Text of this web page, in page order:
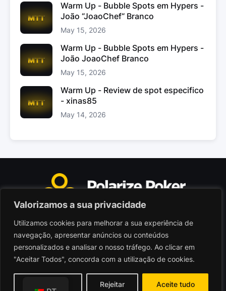
Valorizamos a sua privacidade
Utilizamos cookies para melhorar a sua experiência de
navegação, apresentar anúncios ou conteúdos
personalizados e analisar o nosso tráfego. Ao clicar em
"Aceitar Todos", concorda com a utilização de cookies.
Rejeitar Aceite tudo
Warm Up - Bubble Spots em Hypers -
João “JoaoChef“ Branco
May 15, 2026
Warm Up - Bubble Spots em Hypers -
João JoaoChef Branco
May 15, 2026
Warm Up - Review de spot especifico
- xinas85
May 14, 2026
Polarize Poker Limited, Malta
Sociedade comercial registada sob n.º C103402
© 2026 - Polarize Poker
Termos de Utilização